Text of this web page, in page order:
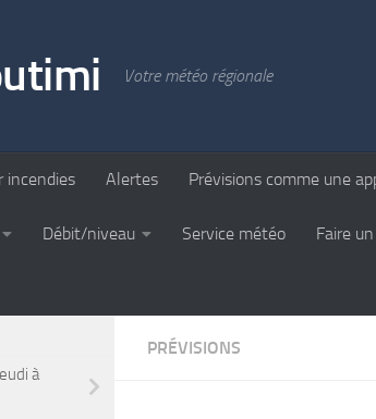
Votre météo régionale
incendies Alertes Prévisions comme une
Débit/niveau Service météo Faire
PRÉVISIONS
à